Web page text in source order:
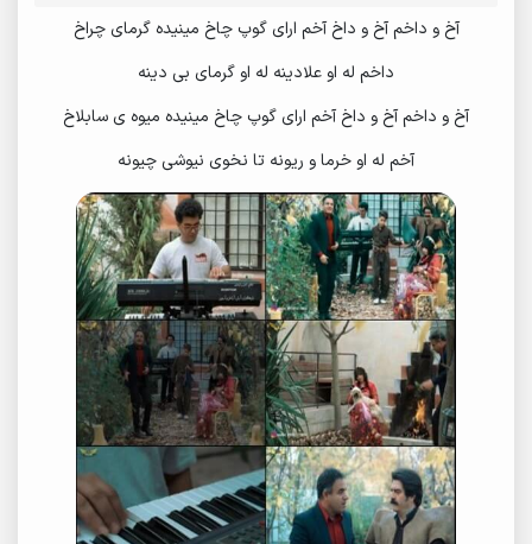
آخ و داخم آخ و داخ آخم ارای گوپ چاخ مینیده گرمای چراخ
داخم له او علادینه له او گرمای بی دینه
آخ و داخم آخ و داخ آخم ارای گوپ چاخ مینیده میوه ی سابلاخ
آخم له او خرما و ریونه تا نخوی نیوشی چیونه